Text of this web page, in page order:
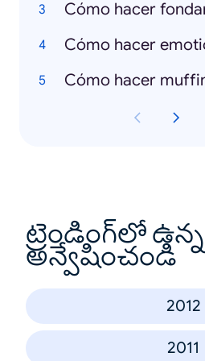
Cómo hacer
Cómo hacer
ట్రెండింగ్‌లో
అన్వేషించండి
2012
2011